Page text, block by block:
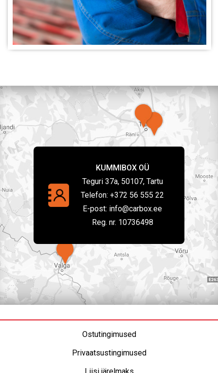
KUMMIBOX OÜ
Teguri 37a, 50107, Tartu
Telefon: +372 56 555 22
E-post: info@carbox.ee
Reg. nr. 10736498
Ostutingimused
Privaatsustingimused
Liisi järelmaks